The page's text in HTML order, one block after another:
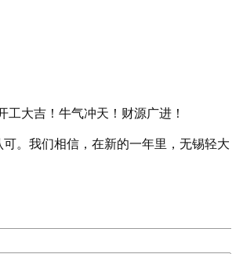
大吉！牛气冲天！财源广进！
。我们相信，在新的一年里，无锡轻大